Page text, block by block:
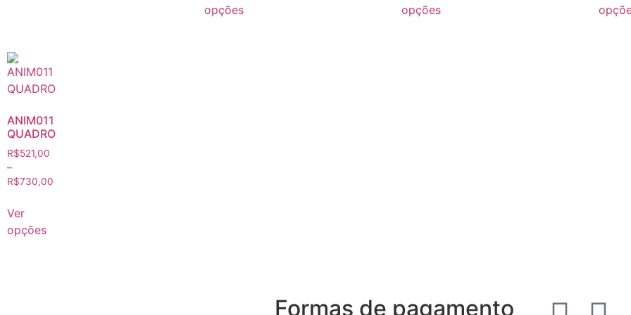
opções
opções
ANIM011
QUADRO
R$521,00
–
R$730,00
Ver
opções
Formas de pagamento